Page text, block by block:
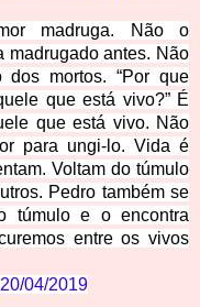
madruga. Não o
madrugado antes. Não
dos mortos. “Por que
que está vivo?” É
que está vivo. Não
para ungi-lo. Vida é
Voltam do túmulo
Pedro também se
túmulo e o encontra
entre os vivos
20/04/2019